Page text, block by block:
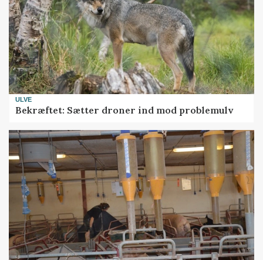
ULVE
Bekræftet: Sætter droner ind mod problemulv